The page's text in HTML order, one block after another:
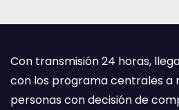
Con transmisión 24 horas,
con los programa centrales a
personas con decisión de